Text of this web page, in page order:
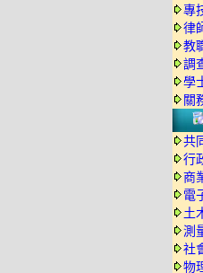
專
律
教
調
學
關
共
行
商
電
土
測
社
物